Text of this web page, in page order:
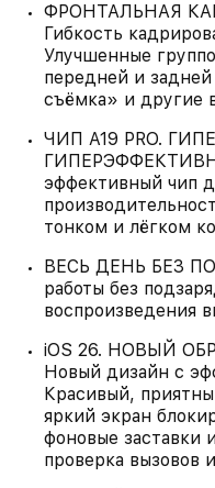
ФРОНТАЛЬНАЯ
Гибкость
Улучшенные
передней и
съёмка» и другие
ЧИП A19 PRO.
эффективный чип
тонком и лёгком
ВЕСЬ ДЕНЬ БЕЗ
работы без
воспроизведения
iOS 26. НОВЫЙ
Новый дизайн с
Красивый,
яркий экран
фоновые заставки
проверка вызовов